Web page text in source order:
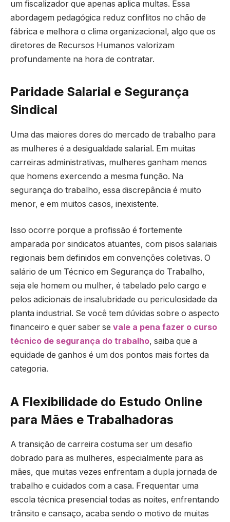
um fiscalizador que apenas aplica multas. Essa
abordagem pedagógica reduz conflitos no chão de
fábrica e melhora o clima organizacional, algo que os
diretores de Recursos Humanos valorizam
profundamente na hora de contratar.
Paridade Salarial e Segurança
Sindical
Uma das maiores dores do mercado de trabalho para
as mulheres é a desigualdade salarial. Em muitas
carreiras administrativas, mulheres ganham menos
que homens exercendo a mesma função. Na
segurança do trabalho, essa discrepância é muito
menor, e em muitos casos, inexistente.
Isso ocorre porque a profissão é fortemente
amparada por sindicatos atuantes, com pisos salariais
regionais bem definidos em convenções coletivas. O
salário de um Técnico em Segurança do Trabalho,
seja ele homem ou mulher, é tabelado pelo cargo e
pelos adicionais de insalubridade ou periculosidade da
planta industrial. Se você tem dúvidas sobre o aspecto
financeiro e quer saber se vale a pena fazer o curso
técnico de segurança do trabalho, saiba que a
equidade de ganhos é um dos pontos mais fortes da
categoria.
A Flexibilidade do Estudo Online
para Mães e Trabalhadoras
A transição de carreira costuma ser um desafio
dobrado para as mulheres, especialmente para as
mães, que muitas vezes enfrentam a dupla jornada de
trabalho e cuidados com a casa. Frequentar uma
escola técnica presencial todas as noites, enfrentando
trânsito e cansaço, acaba sendo o motivo de muitas